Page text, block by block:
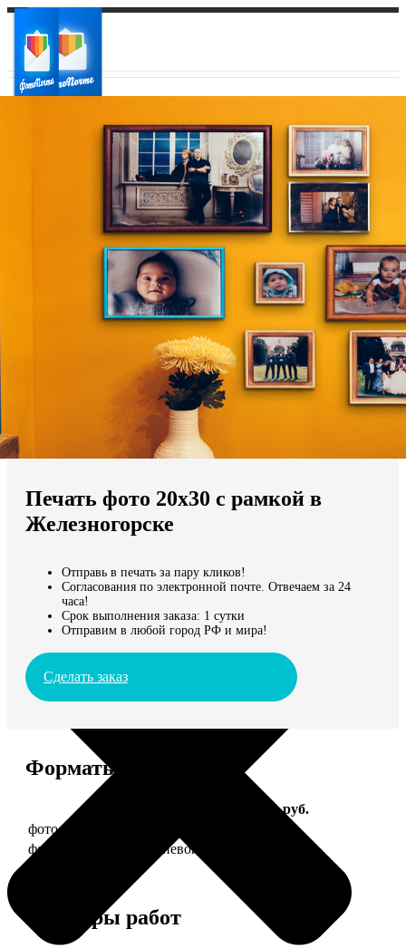
Ваш регион доставки
Выберите из списка:
Мы доставляем по всему миру
Продолжить без города
Печать фото 20х30 с рамкой в
Железногорске
Отправь в печать за пару кликов!
Согласования по электронной почте. Отвечаем за 24
часа!
Срок выполнения заказа: 1 сутки
Отправим в любой город РФ и мира!
Сделать заказ
Форматы и цены
Цена, руб.
фото 20х30 в деревянной рамке
фото 20х30 в алюминиевой рамке
Примеры работ